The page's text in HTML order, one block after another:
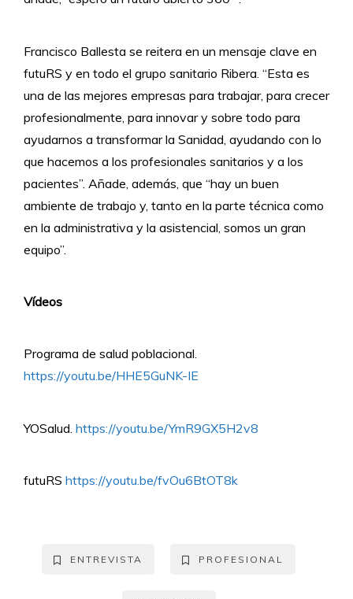
Francisco Ballesta se reitera en un mensaje clave en
futuRS y en todo el grupo sanitario Ribera. “Esta es
una de las mejores empresas para trabajar, para crecer
profesionalmente, para innovar y sobre todo para
ayudarnos a transformar la Sanidad, ayudando con lo
que hacemos a los profesionales sanitarios y a los
pacientes”. Añade, además, que “hay un buen
ambiente de trabajo y, tanto en la parte técnica como
en la administrativa y la asistencial, somos un gran
equipo”.
Vídeos
Programa de salud poblacional.
https://youtu.be/HHE5GuNK-IE
YOSalud. https://youtu.be/YmR9GX5H2v8
futuRS https://youtu.be/fvOu6BtOT8k
ENTREVISTA PROFESIONAL